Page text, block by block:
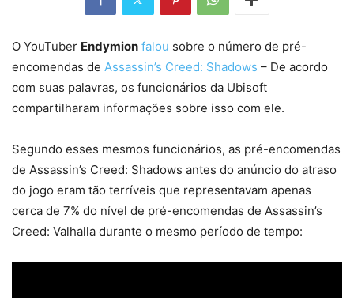
O YouTuber Endymion falou sobre o número de pré-
encomendas de Assassin’s Creed: Shadows – De acordo
com suas palavras, os funcionários da Ubisoft
compartilharam informações sobre isso com ele.
Segundo esses mesmos funcionários, as pré-encomendas
de Assassin’s Creed: Shadows antes do anúncio do atraso
do jogo eram tão terríveis que representavam apenas
cerca de 7% do nível de pré-encomendas de Assassin’s
Creed: Valhalla durante o mesmo período de tempo: